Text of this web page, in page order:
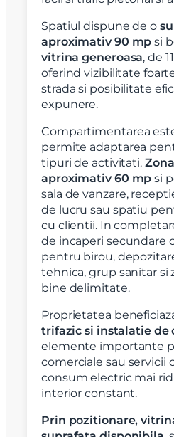
Spatiul dispune de o
aproximativ 90 mp si
vitrina generoasa, de
oferind vizibilitate
strada si posibilitate
expunere.
Compartimentarea
permite adaptarea
tipuri de activitati.
aproximativ 60 mp si
sala de vanzare,
de lucru sau spatiu
cu clientii. In
de incaperi secundare
pentru birou,
tehnica, grup sanitar si
bine delimitate.
Proprietatea
trifazic si instalatie de
elemente importante
comerciale sau servicii
consum electric mai
interior constant.
Prin pozitionare,